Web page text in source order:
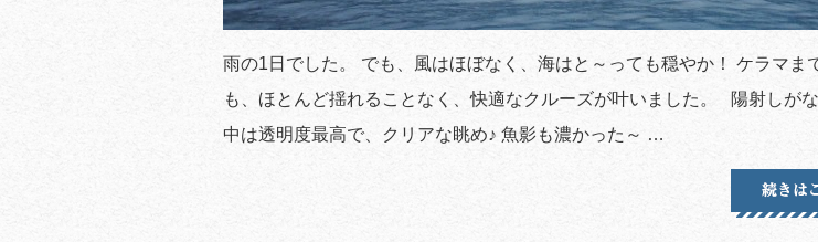
雨の1日でした。 でも、風はほぼなく、海はと～っても穏やか！ ケラマま
も、ほとんど揺れることなく、快適なクルーズが叶いました。 陽射しが
中は透明度最高で、クリアな眺め♪ 魚影も濃かった～ …